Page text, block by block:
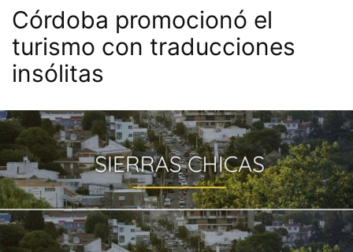
Córdoba promocionó el
turismo con traducciones
insólitas